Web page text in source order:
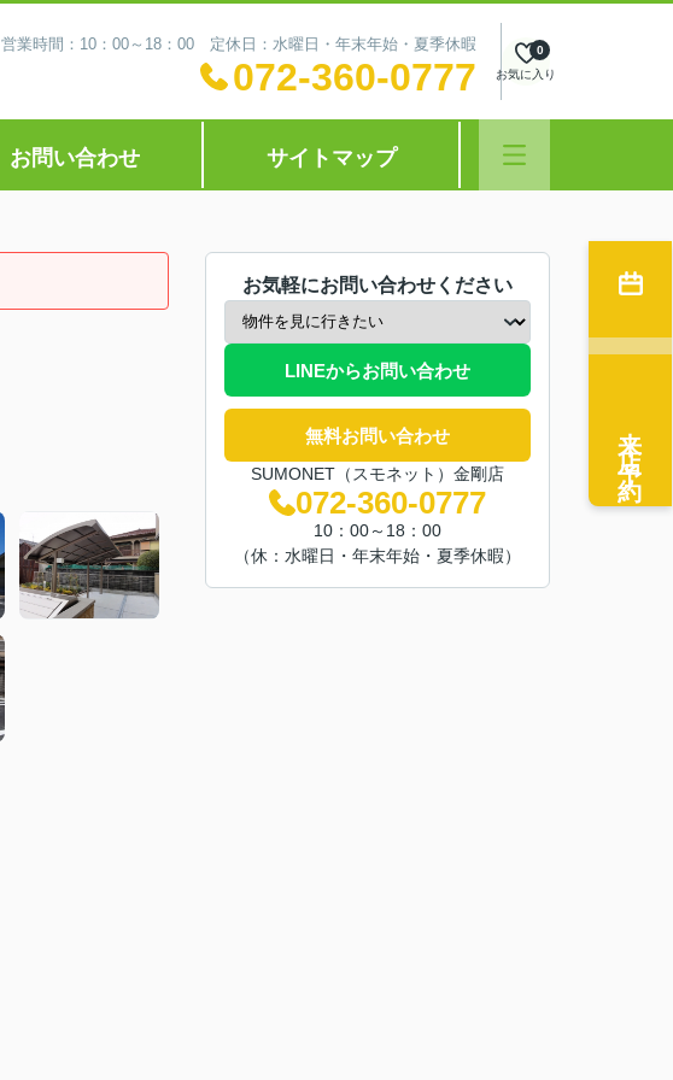
営業時間：10：00～18：00 定休日：水曜日・年末年始・夏季休暇
072-360-0777 お気に入り
0
お問い合わせ サイトマップ
お気軽にお問い合わせください
LINEからお問い合わせ
無料お問い合わせ
SUMONET（スモネット）金剛店
072-360-0777
10：00～18：00
（休：水曜日・年末年始・夏季休暇）
来店予約